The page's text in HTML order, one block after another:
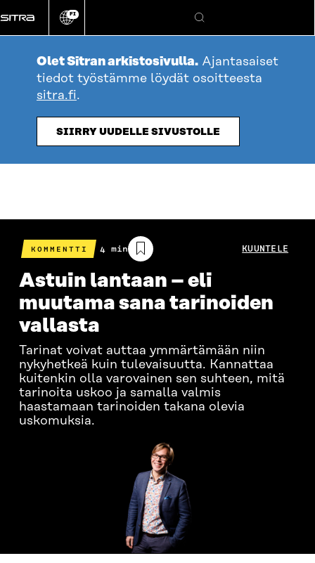
suoraan
sisältöön
Vaihda
kieli
FI
Hae
Olet Sitran arkistosivulla. Ajantasaiset
tiedot työstämme löydät osoitteesta
sitra.fi.
SIIRRY UUDELLE SIVUSTOLLE
KOMMENTTI
Arvioitu
lukuaika
4 min KUUNTELE
Astuin lantaan – eli
muutama sana tarinoiden
vallasta
Tarinat voivat auttaa ymmärtämään niin
nykyhetkeä kuin tulevaisuutta. Kannattaa
kuitenkin olla varovainen sen suhteen, mitä
tarinoita uskoo ja samalla valmis
haastamaan tarinoiden takana olevia
uskomuksia.